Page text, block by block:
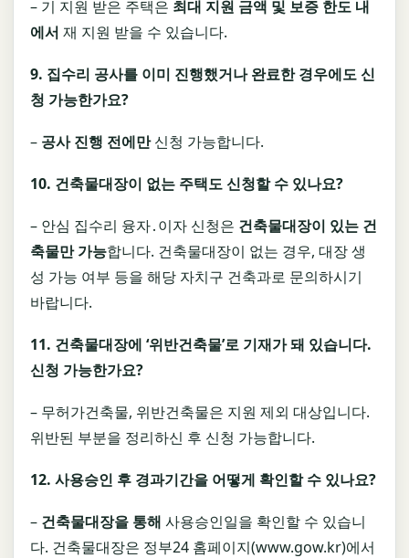
– 기 지원 받은 주택은 최대 지원 금액 및 보증 한도 내
에서 재 지원 받을 수 있습니다.
9. 집수리 공사를 이미 진행했거나 완료한 경우에도 신
청 가능한가요?
– 공사 진행 전에만신청 가능합니다.
10. 건축물대장이 없는 주택도 신청할 수 있나요?
– 안심 집수리 융자․이자 신청은 건축물대장이 있는 건
축물만 가능합니다. 건축물대장이 없는 경우, 대장 생
성 가능 여부 등을 해당 자치구 건축과로 문의하시기
바랍니다.
11. 건축물대장에 ‘위반건축물’로 기재가 돼 있습니다.
신청 가능한가요?
– 무허가건축물, 위반건축물은 지원 제외 대상입니다.
위반된 부분을 정리하신 후 신청 가능합니다.
12. 사용승인 후 경과기간을 어떻게 확인할 수 있나요?
– 건축물대장을 통해 사용승인일을 확인할 수 있습니
다. 건축물대장은 정부24 홈페이지(www.gow.kr)에서